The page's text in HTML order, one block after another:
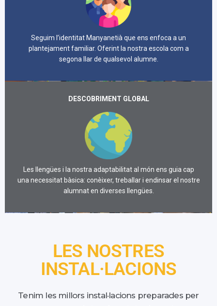
Seguim l’identitat Manyanetià que ens enfoca a un
plantejament familiar. Oferint la nostra escola com a
segona llar de qualsevol alumne.
DESCOBRIMENT GLOBAL
Les llengües i la nostra adaptabilitat al món ens guia cap
una necessitat bàsica: conèixer, treballar i endinsar el nostre
alumnat en diverses llengües.
LES NOSTRES
INSTAL·LACIONS
Tenim les millors instal·lacions preparades per